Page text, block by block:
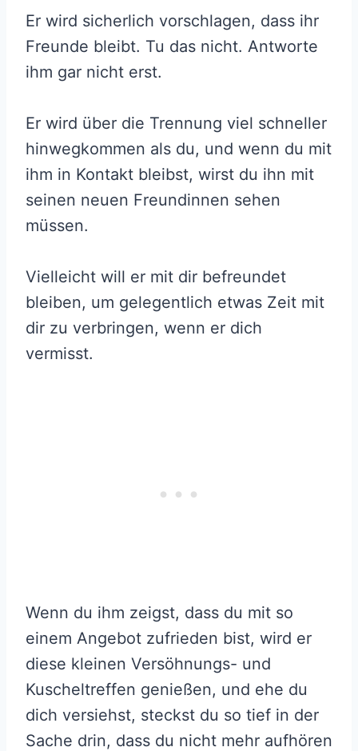
Er wird sicherlich vorschlagen, dass ihr
Freunde bleibt. Tu das nicht. Antworte
ihm gar nicht erst.
Er wird über die Trennung viel schneller
hinwegkommen als du, und wenn du mit
ihm in Kontakt bleibst, wirst du ihn mit
seinen neuen Freundinnen sehen
müssen.
Vielleicht will er mit dir befreundet
bleiben, um gelegentlich etwas Zeit mit
dir zu verbringen, wenn er dich
vermisst.
Wenn du ihm zeigst, dass du mit so
einem Angebot zufrieden bist, wird er
diese kleinen Versöhnungs- und
Kuscheltreffen genießen, und ehe du
dich versiehst, steckst du so tief in der
Sache drin, dass du nicht mehr aufhören